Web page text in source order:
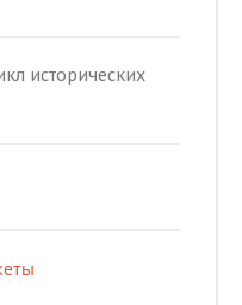
исторических